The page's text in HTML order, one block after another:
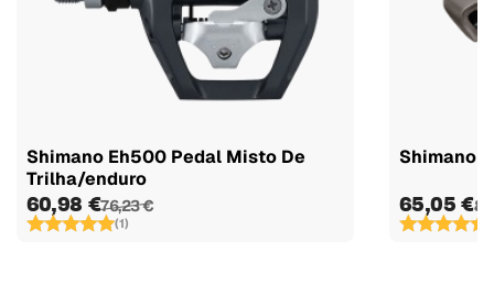
Shimano Eh500 Pedal Misto De
Trilha/enduro
60,98 €76,23 €
(1)
Shimano
65,05 €